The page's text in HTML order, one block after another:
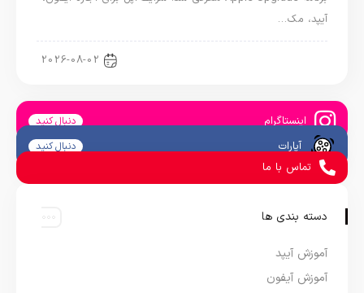
آیپد، مک…
2026-08-02
اینستاگرام دنبال کنید
آپارات دنبال کنید
تماس با ما
دسته بندی ها
آموزش آیپد
آموزش آیفون